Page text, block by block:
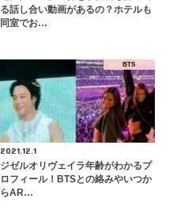
る話し合い動画があるの？ホテルも
同室でお…
BTS
2021.12.1
ジゼルオリヴェイラ年齢がわかるプ
ロフィール！BTSとの絡みやいつか
らAR…